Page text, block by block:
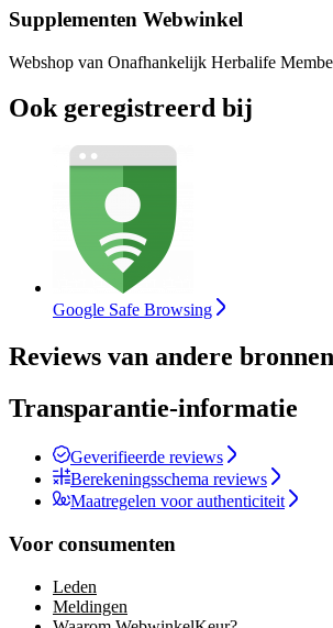
Supplementen Webwinkel
Webshop van Onafhankelijk Herbalife
Ook geregistreerd bij
Google Safe Browsing
Reviews van andere bronnen
Transparantie-informatie
Geverifieerde reviews
Berekeningsschema reviews
Maatregelen voor authenticiteit
Voor consumenten
Leden
Meldingen